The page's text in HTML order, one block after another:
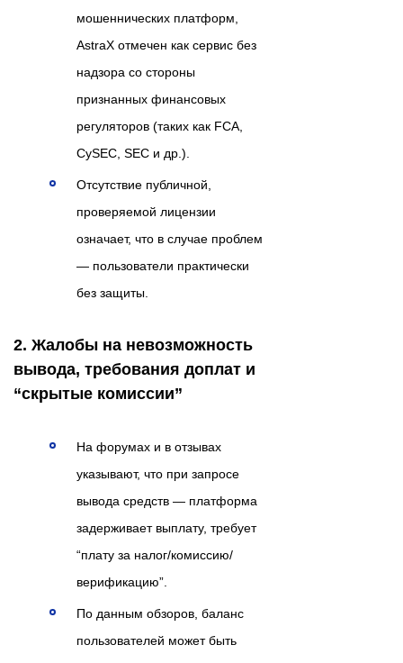
мошеннических платформ,
AstraX отмечен как сервис без
надзора со стороны
признанных финансовых
регуляторов (таких как FCA,
CySEC, SEC и др.).
Отсутствие публичной,
проверяемой лицензии
означает, что в случае проблем
— пользователи практически
без защиты.
2. Жалобы на невозможность
вывода, требования доплат и
“скрытые комиссии”
На форумах и в отзывах
указывают, что при запросе
вывода средств — платформа
задерживает выплату, требует
“плату за налог/комиссию/
верификацию”.
По данным обзоров, баланс
пользователей может быть